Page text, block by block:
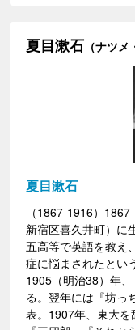
夏目漱石 （ナツメ
夏目漱石
（1867-1916）
新宿区喜久井町）に
五高等で英語を教え
症に悩まされたとい
1905（明治38）年
る。翌年には『坊っ
表。1907年、東大を